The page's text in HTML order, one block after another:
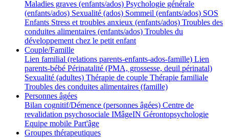
Maladies graves (enfants/ados) Psychologie générale
(enfants/ados) Sexualité (ados) Sommeil (enfants/ados) SOS
Enfants Stress et troubles anxieux (enfants/ados) Troubles des
conduites alimentaires (enfants/ados) Troubles du
développement chez le petit enfant
Couple/Famille
Lien familial (relations parents-enfants-ados-famille) Lien
parents-bébé Périnatalité (PMA, grossesse, deuil périnatal)
Sexualité (adultes) Thérapie de couple Thérapie familiale
Troubles des conduites alimentaires (famille)
Personnes âgées
Bilan cognitif/Démence (personnes âgées) Centre de
revalidation psychosociale IMâgeIN Gérontopsychologie
Equipe mobile Part'âge
Groupes thérapeutiques